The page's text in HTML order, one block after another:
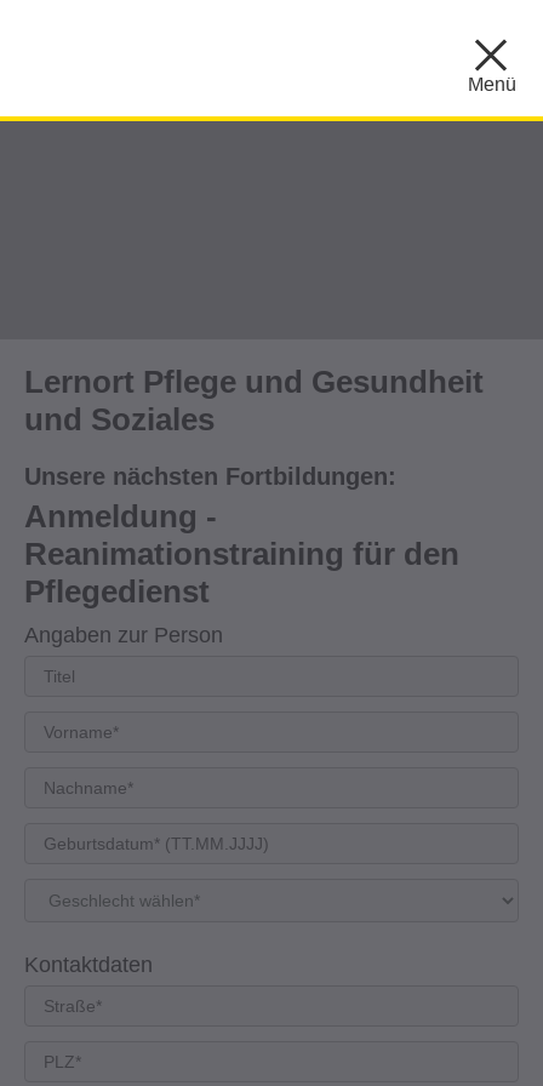
Menü
Lernort Pflege und Gesundheit
und Soziales
Unsere nächsten Fortbildungen:
Anmeldung -
Reanimationstraining für den
Pflegedienst
Angaben zur Person
Kontaktdaten